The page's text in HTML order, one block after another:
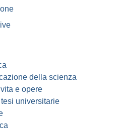
della scienza
e opere
tesi universitarie